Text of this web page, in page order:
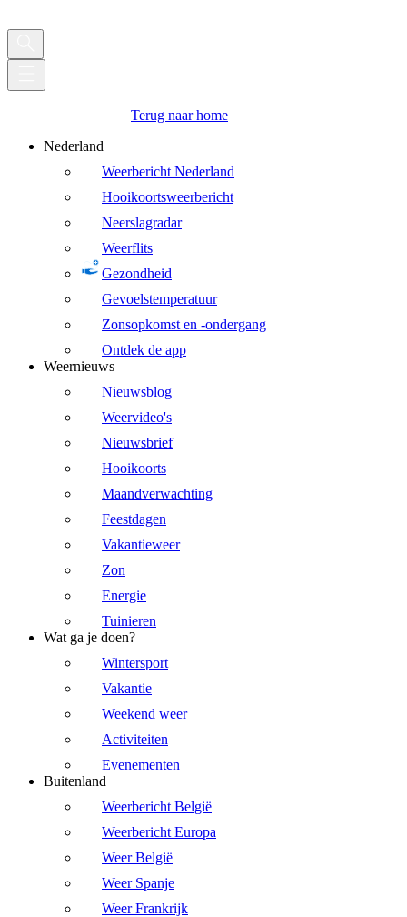
Terug naar home
Nederland
Weerbericht Nederland
Hooikoortsweerbericht
Neerslagradar
Weerflits
Gezondheid
Gevoelstemperatuur
Zonsopkomst en -ondergang
Ontdek de app
Weernieuws
Nieuwsblog
Weervideo's
Nieuwsbrief
Hooikoorts
Maandverwachting
Feestdagen
Vakantieweer
Zon
Energie
Tuinieren
Wat ga je doen?
Wintersport
Vakantie
Weekend weer
Activiteiten
Evenementen
Buitenland
Weerbericht België
Weerbericht Europa
Weer België
Weer Spanje
Weer Frankrijk